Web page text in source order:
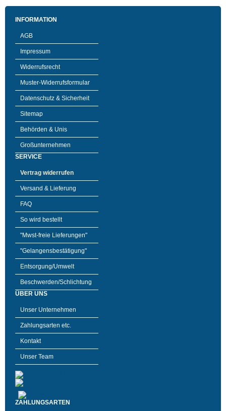
INFORMATION
AGB
Impressum
Widerrufsrecht
Muster-Widerrufsformular
Datenschutz & Sicherheit
Sitemap
Behörden & Unis
Großunternehmen
SERVICE
Vertrag widerrufen
Versand & Lieferung
FAQ
So wird bestellt
"Mwst-freie Lieferungen"
"Gelangensbestätigung"
Entsorgung/Umwelt
Beschwerden/Schlichtung
ÜBER UNS
Unser Unternehmen
Zahlungsarten etc.
Kontakt
Unser Team
ZAHLUNGSARTEN